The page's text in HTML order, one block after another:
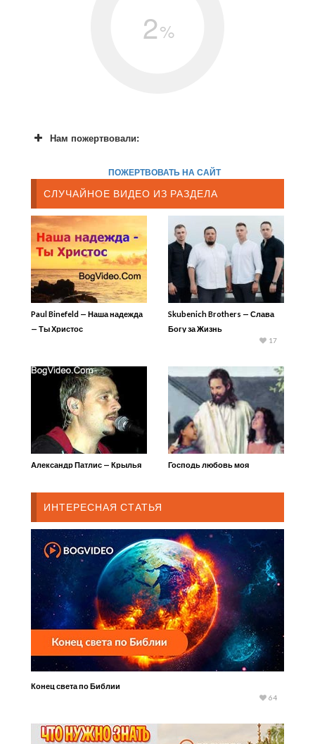
2%
Нам пожертвовали:
ПОЖЕРТВОВАТЬ НА САЙТ
СЛУЧАЙНОЕ ВИДЕО ИЗ РАЗДЕЛА
Paul Binefeld — Наша надежда
— Ты Христос
Skubenich Brothers — Слава
Богу за Жизнь
17
Александр Патлис — Крылья Господь любовь моя
ИНТЕРЕСНАЯ СТАТЬЯ
Конец света по Библии
64